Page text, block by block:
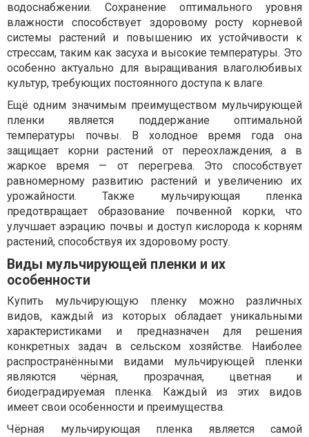
водоснабжении. Сохранение оптимального уровня
влажности способствует здоровому росту корневой
системы растений и повышению их устойчивости к
стрессам, таким как засуха и высокие температуры. Это
особенно актуально для выращивания влаголюбивых
культур, требующих постоянного доступа к влаге.
Ещё одним значимым преимуществом мульчирующей
пленки является поддержание оптимальной
температуры почвы. В холодное время года она
защищает корни растений от переохлаждения, а в
жаркое время — от перегрева. Это способствует
равномерному развитию растений и увеличению их
урожайности. Также мульчирующая пленка
предотвращает образование почвенной корки, что
улучшает аэрацию почвы и доступ кислорода к корням
растений, способствуя их здоровому росту.
Виды мульчирующей пленки и их
особенности
Купить мульчирующую пленку можно различных
видов, каждый из которых обладает уникальными
характеристиками и предназначен для решения
конкретных задач в сельском хозяйстве. Наиболее
распространёнными видами мульчирующей пленки
являются чёрная, прозрачная, цветная и
биодеградируемая пленка. Каждый из этих видов
имеет свои особенности и преимущества.
Чёрная мульчирующая пленка является самой